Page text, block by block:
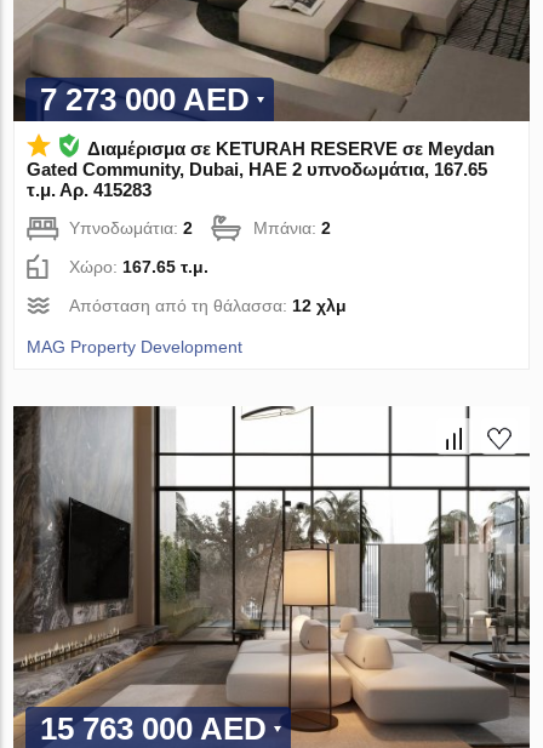
7 273 000 AED
Διαμέρισμα σε KETURAH RESERVE σε Meydan
Gated Community, Dubai, ΗΑΕ 2 υπνοδωμάτια, 167.65
τ.μ. Αρ. 415283
Υπνοδωμάτια:2 Μπάνια:2
Χώρο:167.65 τ.μ.
Απόσταση από τη θάλασσα:12 χλμ
MAG Property Development
15 763 000 AED